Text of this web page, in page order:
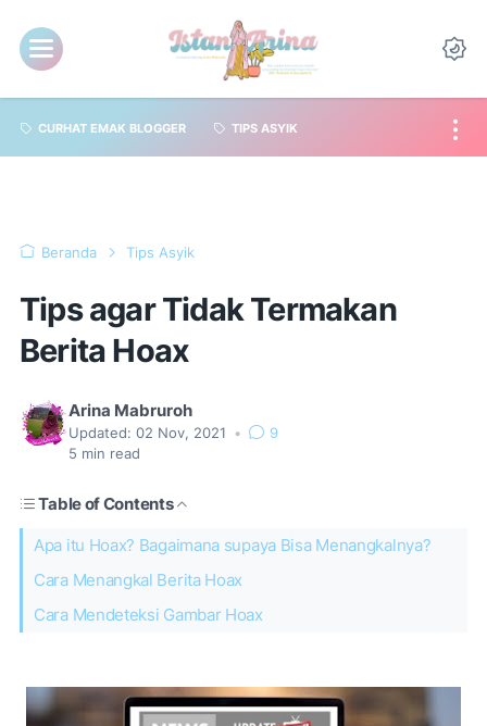
CURHAT EMAK BLOGGER TIPS ASYIK
Beranda Tips Asyik
Tips agar Tidak Termakan
Berita Hoax
Arina Mabruroh
Updated: 02 Nov, 2021 •
9
5 min read
Table of Contents
Apa itu Hoax? Bagaimana supaya Bisa Menangkalnya?
Cara Menangkal Berita Hoax
Cara Mendeteksi Gambar Hoax